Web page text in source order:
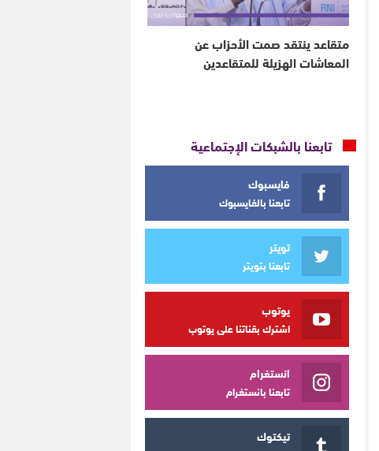
متقاعد ينتقد صمت الأحزاب عن
المعاشات الهزيلة للمتقاعدين
تابعنا بالشبكات الإجتماعية
فايسبوك
تابعنا بالفايسبوك
تويتر
تابعنا بتويتر
يوتوب
اشترك بقناتنا على يوتوب
انستغرام
تابعنا بانستغرام
تيكتوك